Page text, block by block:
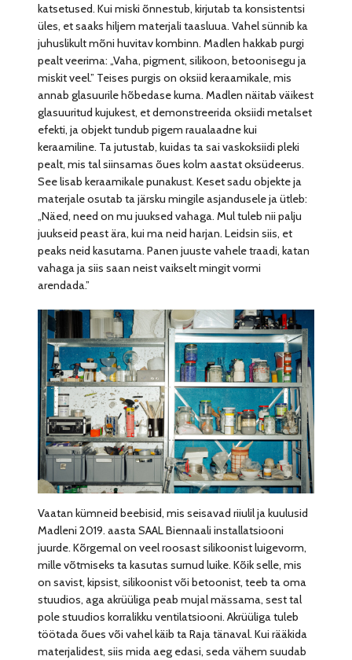
katsetused. Kui miski õnnestub, kirjutab ta konsistentsi
üles, et saaks hiljem materjali taasluua. Vahel sünnib ka
juhuslikult mõni huvitav kombinn. Madlen hakkab purgi
pealt veerima: „Vaha, pigment, silikoon, betoonisegu ja
miskit veel.” Teises purgis on oksiid keraamikale, mis
annab glasuurile hõbedase kuma. Madlen näitab väikest
glasuuritud kujukest, et demonstreerida oksiidi metalset
efekti, ja objekt tundub pigem raualaadne kui
keraamiline. Ta jutustab, kuidas ta sai vaskoksiidi pleki
pealt, mis tal siinsamas õues kolm aastat oksüdeerus.
See lisab keraamikale punakust. Keset sadu objekte ja
materjale osutab ta järsku mingile asjandusele ja ütleb:
„Näed, need on mu juuksed vahaga. Mul tuleb nii palju
juukseid peast ära, kui ma neid harjan. Leidsin siis, et
peaks neid kasutama. Panen juuste vahele traadi, katan
vahaga ja siis saan neist vaikselt mingit vormi
arendada.”
Vaatan kümneid beebisid, mis seisavad riiulil ja kuulusid
Madleni 2019. aasta SAAL Biennaali installatsiooni
juurde. Kõrgemal on veel roosast silikoonist luigevorm,
mille võtmiseks ta kasutas surnud luike. Kõik selle, mis
on savist, kipsist, silikoonist või betoonist, teeb ta oma
stuudios, aga akrüüliga peab mujal mässama, sest tal
pole stuudios korralikku ventilatsiooni. Akrüüliga tuleb
töötada õues või vahel käib ta Raja tänaval. Kui rääkida
materjalidest, siis mida aeg edasi, seda vähem suudab